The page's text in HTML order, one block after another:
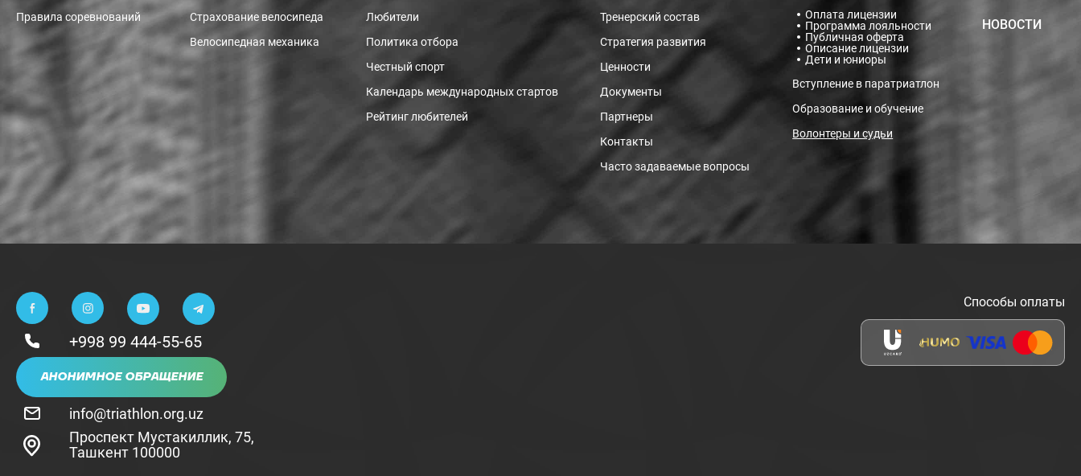
Правила соревнований
Страхование велосипеда
Велосипедная механика
Любители
Политика отбора
Честный спорт
Календарь международных стартов
Рейтинг любителей
Тренерский состав
Стратегия развития
Ценности
Документы
Партнеры
Контакты
Часто задаваемые вопросы
Оплата лицензии
Программа лояльности
Публичная оферта
Описание лицензии
Дети и юниоры
Вступление в паратриатлон
Образование и обучение
Волонтеры и судьи
НОВОСТИ
+998 99 444-55-65
АНОНИМНОЕ ОБРАЩЕНИЕ
info@triathlon.org.uz
Проспект Мустакиллик, 75,
Ташкент 100000
Способы оплаты